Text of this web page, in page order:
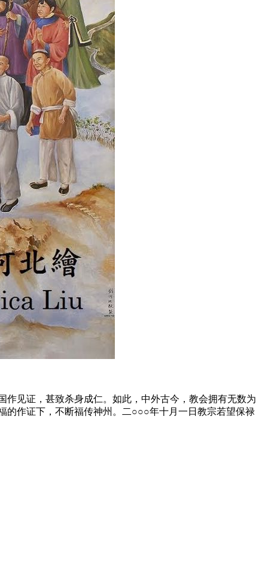
见证，甚致杀身成仁。如此，中外古今，教会拥有无数为
的作证下，不断福传神州。二○○○年十月一日教宗若望保禄